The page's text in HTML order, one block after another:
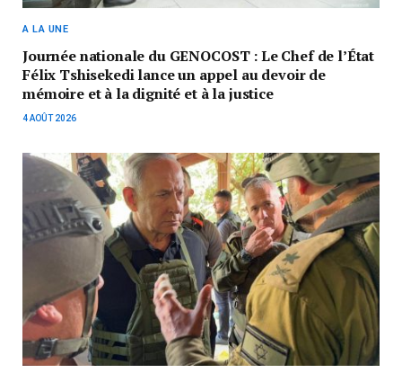
A LA UNE
Journée nationale du GENOCOST : Le Chef de l’État
Félix Tshisekedi lance un appel au devoir de
mémoire et à la dignité et à la justice
4 AOÛT 2026